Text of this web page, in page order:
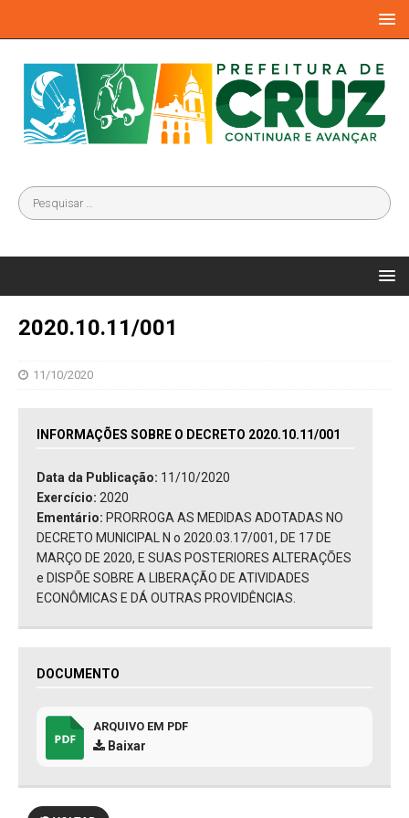
2020.10.11/001
11/10/2020
INFORMAÇÕES SOBRE O DECRETO 2020.10.11/001
Data da Publicação: 11/10/2020
Exercício: 2020
Ementário: PRORROGA AS MEDIDAS ADOTADAS NO
DECRETO MUNICIPAL N o 2020.03.17/001, DE 17 DE
MARÇO DE 2020, E SUAS POSTERIORES ALTERAÇÕES
e DISPÕE SOBRE A LIBERAÇÃO DE ATIVIDADES
ECONÔMICAS E DÁ OUTRAS PROVIDÊNCIAS.
DOCUMENTO
ARQUIVO EM PDF
Baixar